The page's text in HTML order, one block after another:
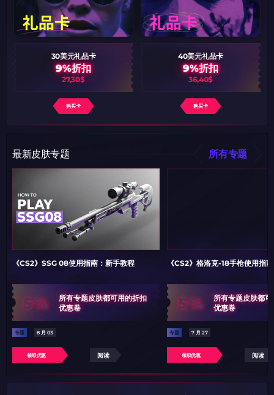
30美元礼品卡
9%折扣
27,30$
购买卡
40美元礼品卡
9%折扣
36,40$
购买卡
最新皮肤专题 所有专题
《CS2》SSG 08使用指南：新手教程
5%
所有专题皮肤都可用的折扣
优惠卷
专题 8 月 03
领取优惠 阅读
《CS2》格洛克-18手枪使用指
5%
所有专题皮肤都
优惠卷
专题 7 月 27
领取优惠 阅读